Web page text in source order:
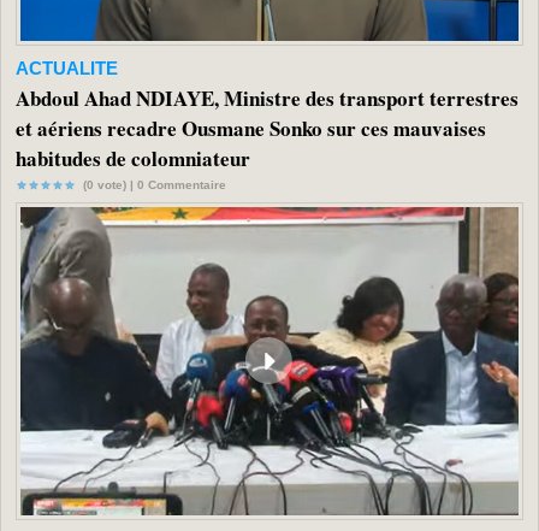
ACTUALITE
Abdoul Ahad NDIAYE, Ministre des transport terrestres
et aériens recadre Ousmane Sonko sur ces mauvaises
habitudes de colomniateur
(0 vote) | 0 Commentaire